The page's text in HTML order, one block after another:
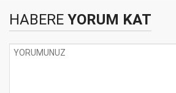
HABERE YORUM KAT